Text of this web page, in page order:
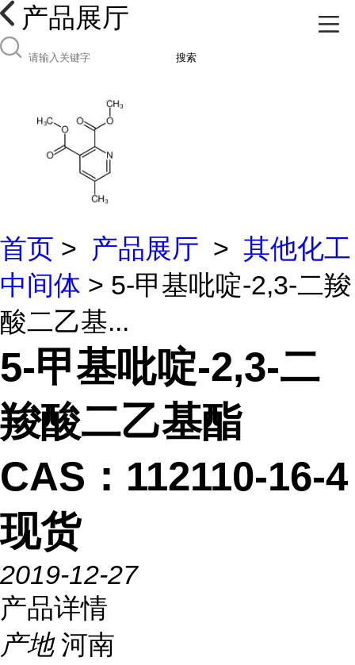
产品展厅
搜索
首页 > 产品展厅 > 其他化工
中间体 > 5-甲基吡啶-2,3-二羧
酸二乙基...
5-甲基吡啶-2,3-二
羧酸二乙基酯
CAS：112110-16-4
现货
2019-12-27
产品详情
产地 河南